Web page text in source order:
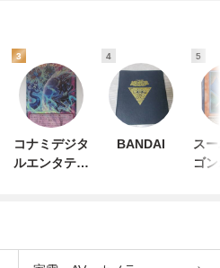
3
コナミデジタ
ルエンタテイ
4
BANDAI
5
ス
ゴ